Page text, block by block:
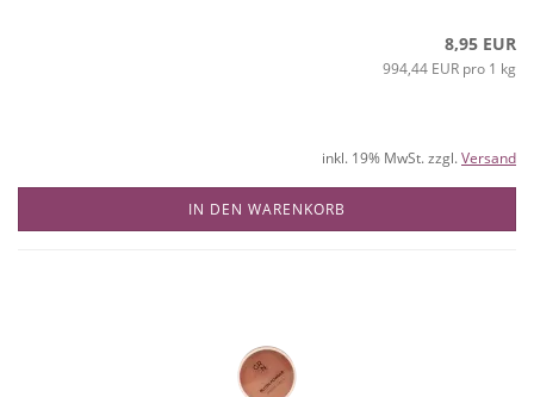
8,95 EUR
994,44 EUR pro 1 kg
inkl. 19% MwSt. zzgl.Versand
IN DEN WARENKORB